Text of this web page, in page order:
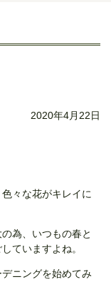
2020年4月22日
々な花がキレイに
為、いつもの春と
ていますよね。
ニングを始めてみ